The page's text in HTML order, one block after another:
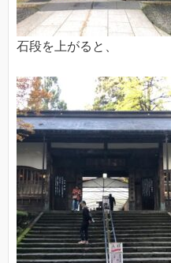
石段を上がると、